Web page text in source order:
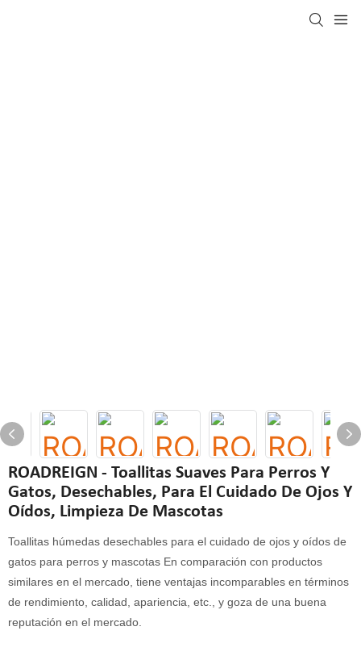
ROADREIGN - Toallitas Suaves Para Perros Y
Gatos, Desechables, Para El Cuidado De Ojos Y
Oídos, Limpieza De Mascotas
Toallitas húmedas desechables para el cuidado de ojos y oídos de
gatos para perros y mascotas En comparación con productos
similares en el mercado, tiene ventajas incomparables en términos
de rendimiento, calidad, apariencia, etc., y goza de una buena
reputación en el mercado.